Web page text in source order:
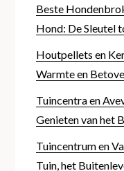
Beste
Hond: De Sleutel
Houtpellets en
Warmte en
Tuincentra en
Genieten van het
Tuincentrum en
Tuin, het